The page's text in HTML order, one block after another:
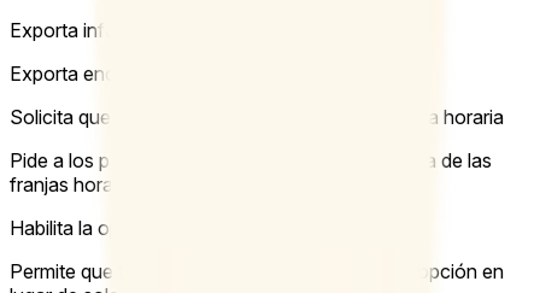
Exporta información de la reunión
Exporta encuestas de Doodle en PDF o Excel.
Solicita que los participantes elijan solo una franja horaria
Pide a los participantes que seleccionen solo una de las
franjas horarias propuestas.
Habilita la opción “si es necesario”
Permite que tus participantes elijan una tercera opción en